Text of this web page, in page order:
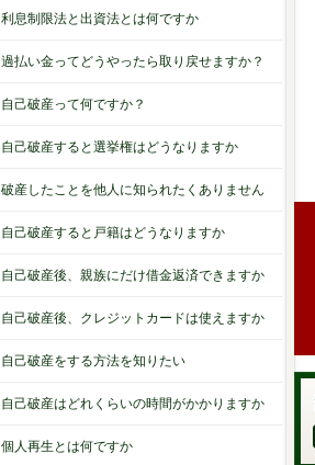
利息制限法と出資法とは何ですか
過払い金ってどうやったら取り戻せますか？
自己破産って何ですか？
自己破産すると選挙権はどうなりますか
破産したことを他人に知られたくありません
自己破産すると戸籍はどうなりますか
自己破産後、親族にだけ借金返済できますか
自己破産後、クレジットカードは使えますか
自己破産をする方法を知りたい
自己破産はどれくらいの時間がかかりますか
個人再生とは何ですか